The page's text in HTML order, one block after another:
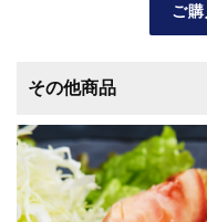
ご
その他商品